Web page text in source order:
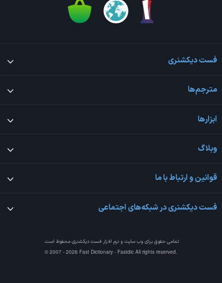
فست دیکشنری
مترجم‌ها
ابزارها
وبلاگ
قوانین و ارتباط با ما
فست دیکشنری در شبکه‌های اجتماعی
تمامی حقوق برای وب سایت و نرم افزارفست دیکشنری محفوظ است.
© 2007 - 2026 Fast Dictionary - Fastdic All rights reserved.